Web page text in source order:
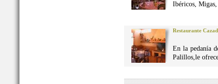
Ibéricos, Migas,
Restaurante
En la pedanía
Palillos,le